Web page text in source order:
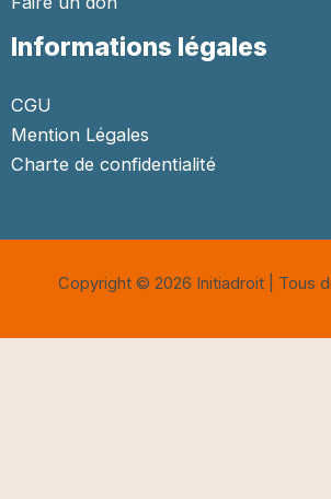
Informations légales
CGU
Mention Légales
Charte de confidentialité
Copyright © 2026 Initiadroit | Tous